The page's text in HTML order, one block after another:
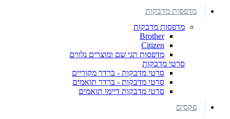
מדפסות מדבקות
מדפסות מדבקות
Brother
Citizen
מדפסות תגי שם ומוצרים נלווים
סרטי מדבקות
סרטי מדבקות - ברדר מקוריים
סרטי מדבקות - ברדר תואמים
סרטי מדבקות דיימו תואמים
פקסים